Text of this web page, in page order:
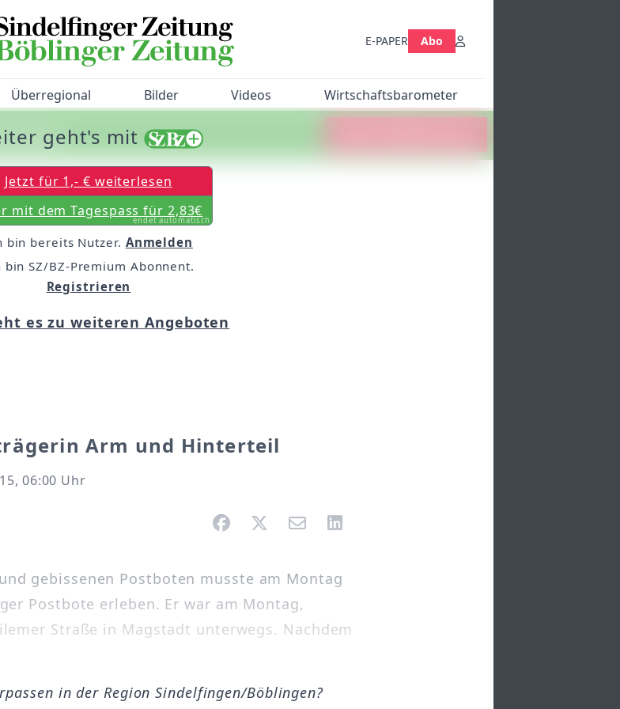
E-PAPER Abo
Überregional Bilder Videos Wirtschaftsbarometer
Arm und Hinterteil
06:00 Uhr
gebissenen Postboten musste am Montag
Postbote erleben. Er war am Montag,
Straße in Magstadt unterwegs. Nachdem
geht's mit
Jetzt für 1,- € weiterlesen
mit dem Tagespass für 2,83€
endet automatisch
bin bereits Nutzer. Anmelden
bin SZ/BZ-Premium Abonnent.
Registrieren
es zu weiteren Angeboten
in der Region Sindelfingen/Böblingen?